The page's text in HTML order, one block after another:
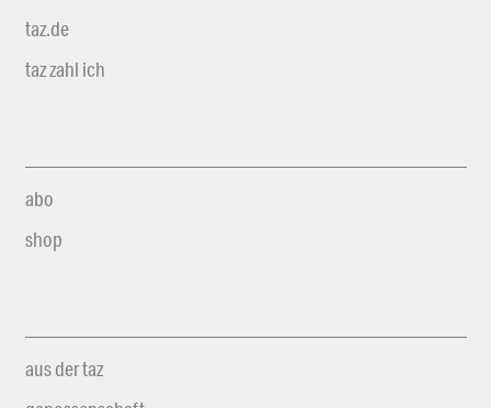
taz.de
taz zahl ich
abo
shop
aus der taz